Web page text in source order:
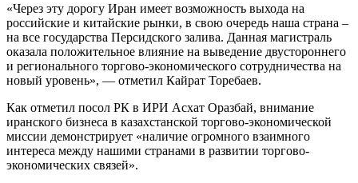
«Через эту дорогу Иран имеет возможность выхода на
российские и китайские рынки, в свою очередь наша страна –
на все государства Персидского залива. Данная магистраль
оказала положительное влияние на выведение двустороннего
и регионального торгово-экономического сотрудничества на
новый уровень», — отметил Кайрат Торебаев.
Как отметил посол РК в ИРИ Асхат Оразбай, внимание
иранского бизнеса в казахстанской торгово-экономической
миссии демонстрирует «наличие огромного взаимного
интереса между нашими странами в развитии торгово-
экономических связей».